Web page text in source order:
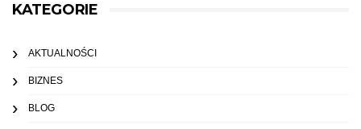
KATEGORIE
AKTUALNOŚCI
BIZNES
BLOG